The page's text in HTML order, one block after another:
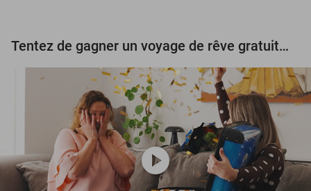
Tentez de gagner un voyage de rêve gratuit d'une valeur de 3.000 € !
play_circle